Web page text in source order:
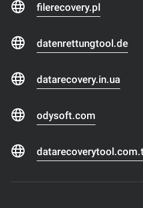
filerecovery.pl
datenrettungtool.de
datarecovery.in.ua
odysoft.com